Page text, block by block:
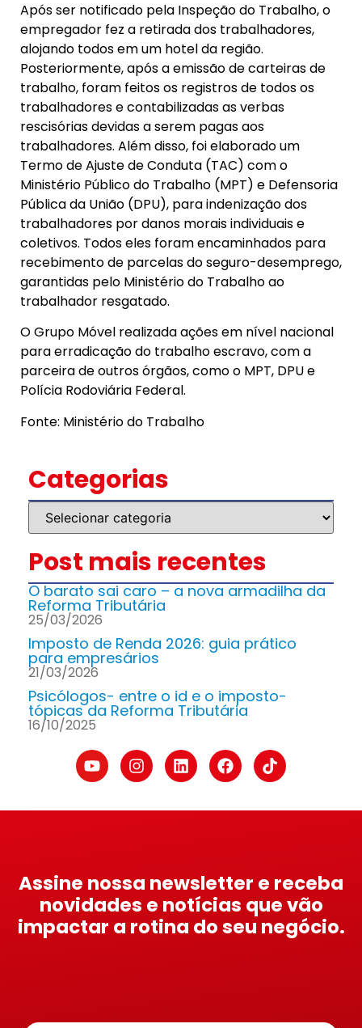
Após ser notificado pela Inspeção do Trabalho, o
empregador fez a retirada dos trabalhadores,
alojando todos em um hotel da região.
Posteriormente, após a emissão de carteiras de
trabalho, foram feitos os registros de todos os
trabalhadores e contabilizadas as verbas
rescisórias devidas a serem pagas aos
trabalhadores. Além disso, foi elaborado um
Termo de Ajuste de Conduta (TAC) com o
Ministério Público do Trabalho (MPT) e Defensoria
Pública da União (DPU), para indenização dos
trabalhadores por danos morais individuais e
coletivos. Todos eles foram encaminhados para
recebimento de parcelas do seguro-desemprego,
garantidas pelo Ministério do Trabalho ao
trabalhador resgatado.
O Grupo Móvel realizada ações em nível nacional
para erradicação do trabalho escravo, com a
parceira de outros órgãos, como o MPT, DPU e
Polícia Rodoviária Federal.
Fonte: Ministério do Trabalho
Categorias
Post mais recentes
O barato sai caro – a nova armadilha da
Reforma Tributária
25/03/2026
Imposto de Renda 2026: guia prático
para empresários
21/03/2026
Psicólogos- entre o id e o imposto-
tópicas da Reforma Tributária
16/10/2025
Assine nossa newsletter e receba
novidades e notícias que vão
impactar a rotina do seu negócio.